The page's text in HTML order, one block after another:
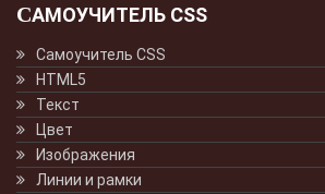
САМОУЧИТЕЛЬ CSS
Самоучитель CSS
HTML5
Текст
Цвет
Изображения
Линии и рамки